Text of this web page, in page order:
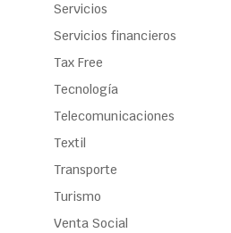
Servicios
Servicios financieros
Tax Free
Tecnología
Telecomunicaciones
Textil
Transporte
Turismo
Venta Social